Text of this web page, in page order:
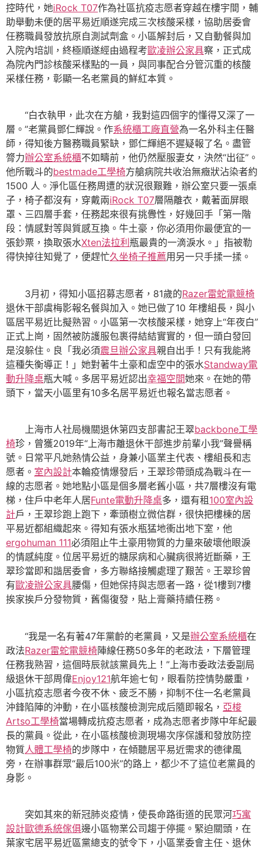
控時代，她iRock T07作為社區抗疫志愿者穿越在樓宇間，輔
助舉動未便的居平易近順遂完成三次核酸采樣，協助居委會
任務職員發放抗原自測試劑盒。小區解封后，又自動餐與加
入院內培訓，終極順遂經由過程考歐凌辦公家具察，正式成
為院內門診核酸采樣點的一員，與同事配合分管沉重的核酸
采樣任務，彰顯一名老黨員的鮮紅本質。
“白衣執甲，此次在方艙，我對這四個字的懂得又深了一
層。”老黨員鄧仁輝說。作系統櫃工廠直營為一名外科主任醫
師，得知後方醫務職員緊缺，鄧仁輝絕不遲疑報了名。盡管
膂力辦公室系統櫃不如疇前，他仍然壓服妻女，決然“出征”。
他所戰斗的bestmade工學椅方艙病院共收治無癥狀沾染者約
1500 人。淨化區任務周遭的狀況很艱難，辦公室只要一張桌
子，椅子都沒有，穿戴兩iRock T07層隔離衣，戴著面屏眼
罩、三四層手套，任務起來很有挑釁性，好幾回手「第一階
段：情感對等與質感互換。牛土豪，你必須用你最便宜的一
張鈔票，換取張水Xten法拉利 瓶最貴的一滴淚水。」指被勒
得快掉往知覺了，便趕忙久坐椅子推薦用另一只手揉一揉。
3月初，得知小區招募志愿者，81歲的Razer雷蛇電競椅
退休干部虞梅影報名餐與加入。她已做了10 年樓組長，與小
區居平易近比擬熟習。小區第一次核酸采樣，她穿上“年夜白”
正式上崗，固然被防護服包裹得結結實實的，但一頭白發回
是沒躲住。良「我必須震旦辦公家具親自出手！只有我能將
這種失衡導正！」她對著牛土豪和虛空中的張水Standway電
動升降桌瓶大喊。多居平易近認出幸福空間她來。在她的帶
頭下，當天小區里有10多名居平易近也報名當志愿者。
上海市人社局機關退休第四支部書記王翠backbone工學
椅珍，曾獲2019年“上海市離退休干部進步前輩小我”聲譽稱
號。日常平凡她熱情公益，身兼小區業主代表、樓組長和志
愿者。 室內設計本輪疫情爆發后，王翠珍帶頭成為戰斗在一
線的志愿者。她地點小區是個多層老舊小區，共7層樓沒有電
梯，住戶中老年人居Funte電動升降桌多，還有租 100室內設
計戶，王翠珍跑上跑下，牽頭樹立微信群，很快把樓棟的居
平易近都組織起來。得知有張水瓶猛地衝出地下室，他
ergohuman 111必須阻止牛土豪用物質的力量來破壞他眼淚
的情感純度。位居平易近的糖尿病和心臟病很將近斷藥，王
翠珍當即和諧居委會，多方聯絡接觸處理了艱苦。王翠珍曾
有歐凌辦公家具腰傷，但她保持與志愿者一路，從1樓到7樓
挨家挨戶分發物質，舊傷復發，貼上膏藥持續任務。
“我是一名有著47年黨齡的老黨員，又是辦公室系統櫃在
政法Razer雷蛇電競椅陣線任務50多年的老政法，下層管理
任務我熟習，這個時辰就該黨員先上！”上海市委政法委副局
級退休干部周偉Enjoy121航年逾七旬，眼看防控情勢嚴重，
小區抗疫志愿者今夜不休、疲乏不勝，抑制不住一名老黨員
沖鋒陷陣的沖動，在小區核酸檢測完成后隨即報名， 亞梭
Artso工學椅當場轉成抗疫志愿者，成為志愿者步隊中年紀最
長的黨員。從此，在小區核酸檢測現場次序保護和發放防控
物質人體工學椅的步隊中，在傾聽居平易近需求的德律風
旁，在辦事群眾“最后100米”的路上，都少不了這位老黨員的
身影。
突如其來的新冠肺炎疫情，使長命路街道的民眾河巧寓
設計歐德系統傢俱邊小區物業公司趨于停擺。緊迫關頭，在
葉家宅居平易近區黨總支的號令下，小區業委會主任、退休